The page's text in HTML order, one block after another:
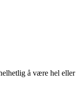
å være hel eller